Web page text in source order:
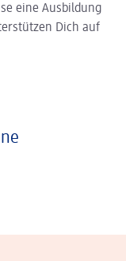
eine Ausbildung
Dich auf